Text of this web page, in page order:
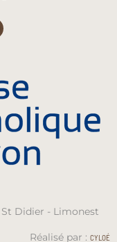
Didier - Limonest
Réalisé par : CYLOÉ